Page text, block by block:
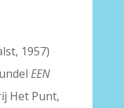
1957)
EEN
Het Punt,